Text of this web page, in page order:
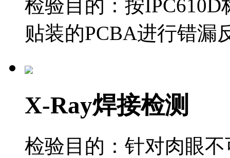
检验目的：按
贴装的PCBA进行错漏
X-Ray焊接检测
检验目的：针对肉眼